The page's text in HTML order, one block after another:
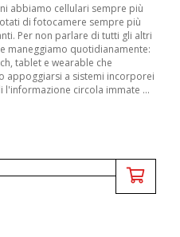
abbiamo cellulari sempre più
di fotocamere sempre più
Per non parlare di tutti gli altri
maneggiamo quotidianamente:
tablet e wearable che
appoggiarsi a sistemi incorporei
l'informazione circola immate ...